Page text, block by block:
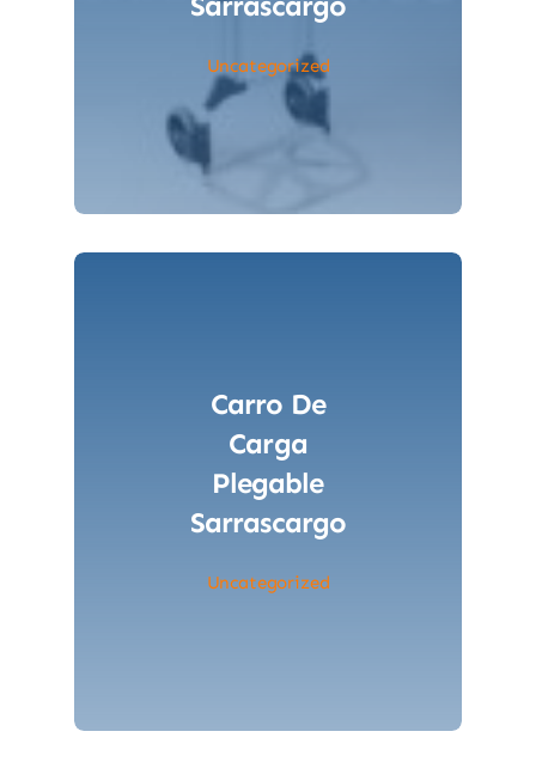
Uncategorized
Carro De
Carga
Plegable
Sarrascargo
Uncategorized